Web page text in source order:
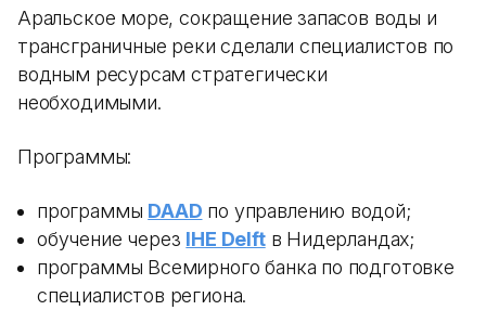
Аральское море, сокращение запасов воды и
трансграничные реки сделали специалистов по
водным ресурсам стратегически
необходимыми.
Программы:
программы DAAD по управлению водой;
обучение через IHE Delftв Нидерландах;
программы Всемирного банка по подготовке
специалистов региона.